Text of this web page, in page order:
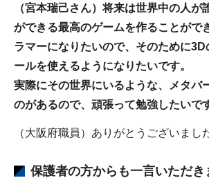
（宮本瑞己さん）将来は世界中の人が
ができる最高のゲームを作ることがで
ラマーになりたいので、そのために
ールを使えるようになりたいです。
実際にその世界にいるような、メタバ
のがあるので、頑張って勉強したいで
（大阪府職員）ありがとうございまし
保護者の方からも一言いただき